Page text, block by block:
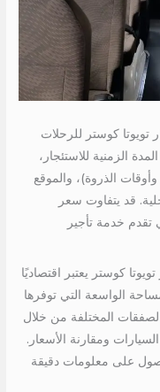
تويوتا كوستر للرحلات
الزمنية للاستئجار،
الذروة)، والموقع
قد يتفاوت سعر
تقدم خدمة تأجير
كوستر يعتبر اقتصاديًا
الواسعة التي توفرها
المختلفة من خلال
ومقارنة الأسعار.
على معلومات دقيقة